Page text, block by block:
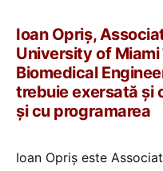
Ioan Opriș,
University of
Biomedical
trebuie exersată și
și cu programarea
Ioan Opriș este